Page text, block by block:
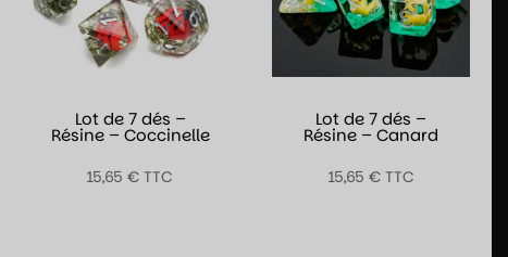
Lot de 7 dés –
Résine – Coccinelle
15,65€ TTC
Lot de 7 dés –
Résine – Canard
15,65 € TTC